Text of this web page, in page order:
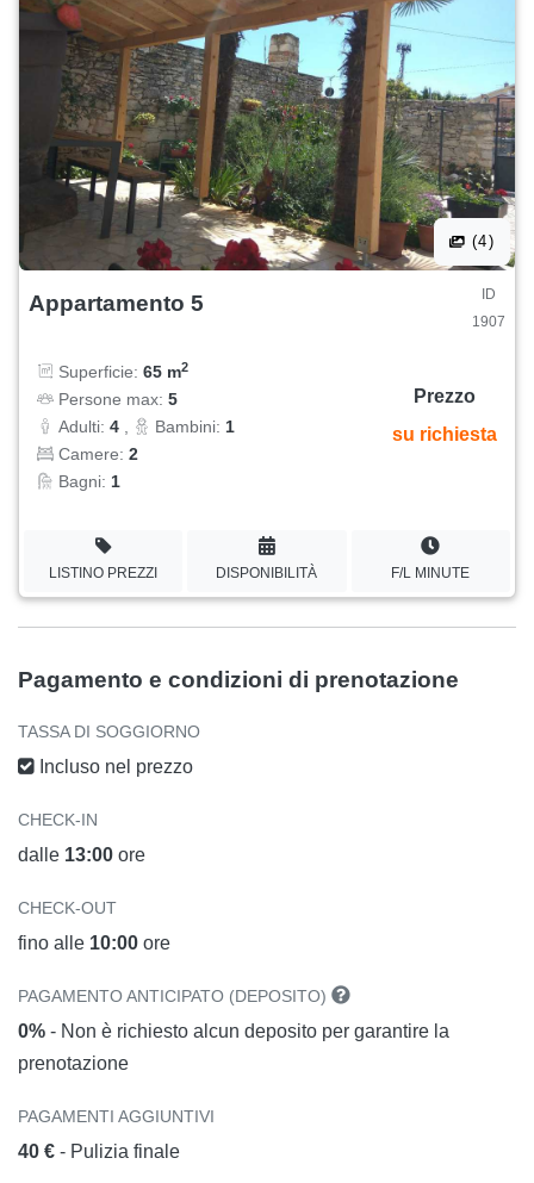
(4)
Appartamento 5
ID
1907
Superficie: 65 m2
Persone max: 5
Adulti: 4 , Bambini: 1
Camere: 2
Bagni: 1
Prezzo
su richiesta
LISTINO PREZZI DISPONIBILITÀ F/L MINUTE
Pagamento e condizioni di prenotazione
TASSA DI SOGGIORNO
Incluso nel prezzo
CHECK-IN
dalle 13:00 ore
CHECK-OUT
fino alle 10:00 ore
PAGAMENTO ANTICIPATO (DEPOSITO)
0% - Non è richiesto alcun deposito per garantire la
prenotazione
PAGAMENTI AGGIUNTIVI
40 € - Pulizia finale